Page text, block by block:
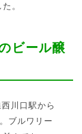
。
ビール醸
川口駅から
ブルワリー